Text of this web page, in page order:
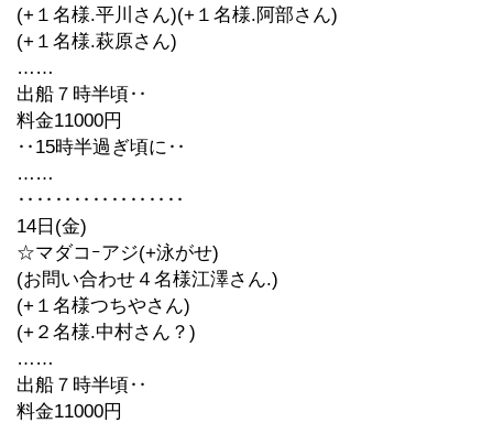
(+１名様.平川さん)(+１名様.阿部さん)
(+１名様.萩原さん)
……
出船７時半頃‥
料金11000円
‥15時半過ぎ頃に‥
……
‥‥‥‥‥‥‥‥‥
14日(金)
☆マダコｰアジ(+泳がせ)
(お問い合わせ４名様江澤さん.)
(+１名様つちやさん)
(+２名様.中村さん？)
……
出船７時半頃‥
料金11000円